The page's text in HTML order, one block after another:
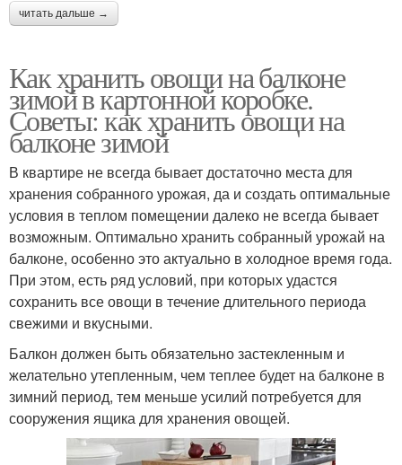
читать дальше →
Как хранить овощи на балконе
зимой в картонной коробке.
Советы: как хранить овощи на
балконе зимой
В квартире не всегда бывает достаточно места для
хранения собранного урожая, да и создать оптимальные
условия в теплом помещении далеко не всегда бывает
возможным. Оптимально хранить собранный урожай на
балконе, особенно это актуально в холодное время года.
При этом, есть ряд условий, при которых удастся
сохранить все овощи в течение длительного периода
свежими и вкусными.
Балкон должен быть обязательно застекленным и
желательно утепленным, чем теплее будет на балконе в
зимний период, тем меньше усилий потребуется для
сооружения ящика для хранения овощей.